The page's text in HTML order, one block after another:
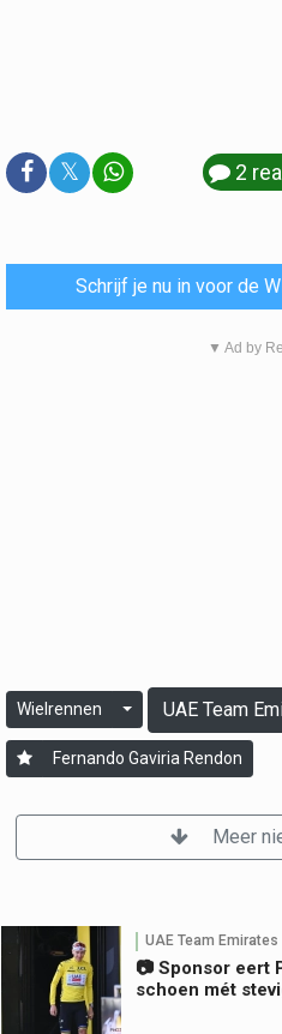
𝕏 2
Schrijf je nu in voor de
▼ Ad by
Wielrennen UAE Team
Fernando Gaviria Rendon
Meer
UAE Team Emirates
📷 Sponsor eert
schoen mét